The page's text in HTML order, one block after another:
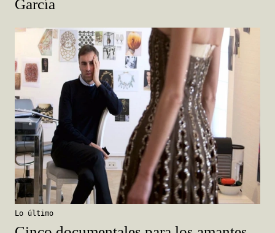
Lo último
Cinco documentales para los amantes
de la moda